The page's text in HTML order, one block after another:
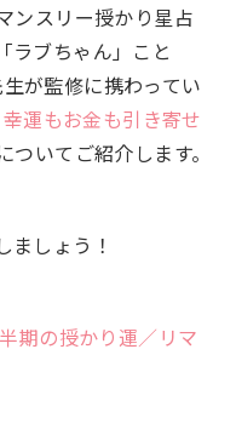
ンスリー授かり星占
ラブちゃん」こと
が監修に携わってい
運もお金も引き寄せ
いてご紹介します。
しょう！
期の授かり運／リマ